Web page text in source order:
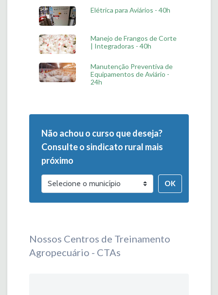
Elétrica para Aviários - 40h
Manejo de Frangos de Corte
| Integradoras - 40h
Manutenção Preventiva de
Equipamentos de Aviário -
24h
Não achou o curso que deseja?
Consulte o sindicato rural mais
próximo
OK
Nossos Centros de Treinamento
Agropecuário - CTAs